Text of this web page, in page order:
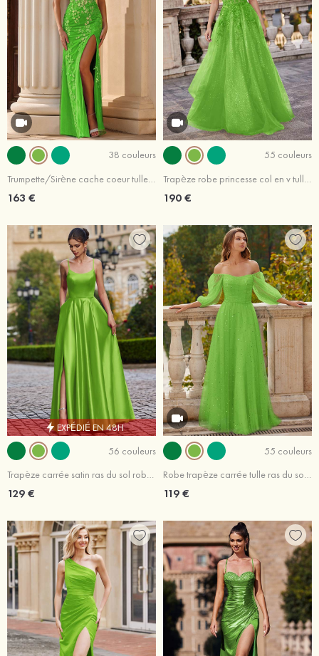
38 couleurs
Trumpette/Sirène cache coeur tulle ras du sol robe de bal
163 €
55 couleurs
Trapèze robe princesse col en v tulle ras du sol robe de bal
190 €
EXPÉDIÉ EN 48H
56 couleurs
Trapèze carrée satin ras du sol robe de bal
129 €
55 couleurs
Robe trapèze carrée tulle ras du sol robe de bal
119 €